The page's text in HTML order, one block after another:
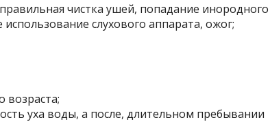
чистка ушей, попадание инородного
слухового аппарата, ожог;
возраста;
уха воды, а после, длительном пребывании